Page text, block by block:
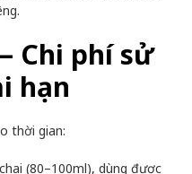
Chi phí sử
hạn
thời gian:
(80–100ml), dùng được